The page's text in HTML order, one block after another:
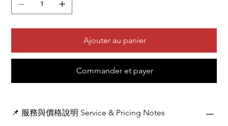
Ajouter au panier
Commander et payer
📌 服務與價格說明 Service & Pricing Notes